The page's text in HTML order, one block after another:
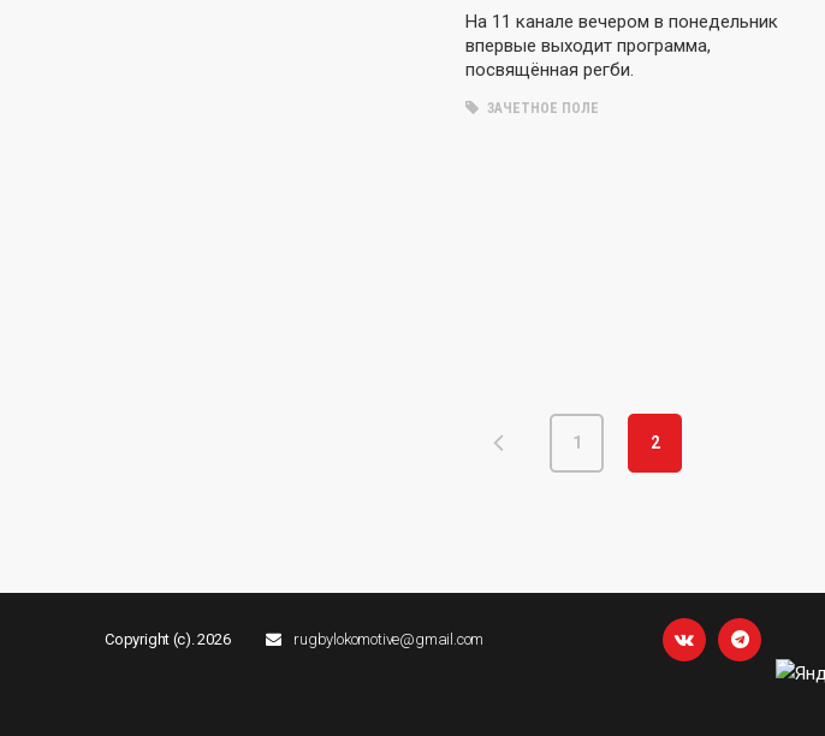
На 11 канале вечером в понедельник
впервые выходит программа,
посвящённая регби.
ЗАЧЕТНОЕ ПОЛЕ
1 2
Copyright (c). 2026 rugbylokomotive@gmail.com